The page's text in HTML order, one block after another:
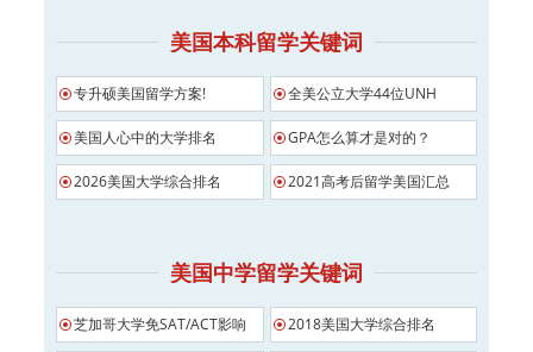
美国本科留学关键词
专升硕美国留学方案! 全美公立大学44位UNH
美国人心中的大学排名 GPA怎么算才是对的？
2026美国大学综合排名 2021高考后留学美国汇总
美国中学留学关键词
芝加哥大学免SAT/ACT影响 2018美国大学综合排名